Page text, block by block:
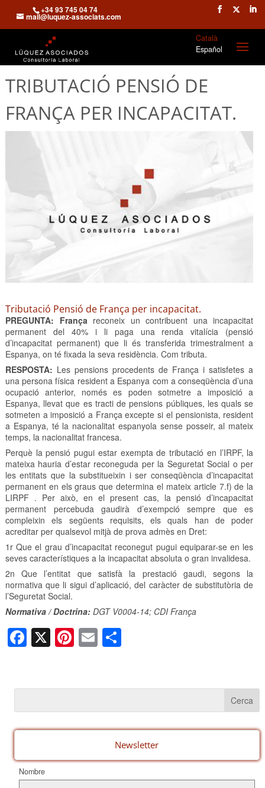
+34 93 745 04 74
mail@luquez-associats.com
Català
Español
TRIBUTACIÓ PENSIÓ DE
FRANÇA PER INCAPACITAT.
Tributació Pensió de França per incapacitat.
PREGUNTA: Françareconeix un contribuent una incapacitat
permanent del 40% i li paga una renda vitalícia (pensió
d’incapacitat permanent) que li és transferida trimestralment a
Espanya, on té fixada la seva residència. Com tributa.
RESPOSTA: Les pensions procedents de França i satisfetes a
una persona física resident a Espanya com a conseqüència d’una
ocupació anterior, només es poden sotmetre a imposició a
Espanya, llevat que es tracti de pensions públiques, les quals se
sotmeten a imposició a França excepte si el pensionista, resident
a Espanya, té la nacionalitat espanyola sense posseir, al mateix
temps, la nacionalitat francesa.
Perquè la pensió pugui estar exempta de tributació en l’IRPF, la
mateixa hauria d’estar reconeguda per la Seguretat Social o per
les entitats que la substitueixin i ser conseqüència d’incapacitat
permanent en els graus que determina el mateix article 7.f) de la
LIRPF . Per això, en el present cas, la pensió d’incapacitat
permanent percebuda gaudirà d’exempció sempre que es
compleixin els següents requisits, els quals han de poder
acreditar per qualsevol mitjà de prova admès en Dret:
1r Que el grau d’incapacitat reconegut pugui equiparar-se en les
seves característiques a la incapacitat absoluta o gran invalidesa.
2n Que l’entitat que satisfà la prestació gaudi, segons la
normativa que li sigui d’aplicació, del caràcter de substitutòria de
l’Seguretat Social.
Normativa / Doctrina:DGT V0004-14; CDI França
F
a
e
b
o
k
X Pi
nt
e
st
E
m
C
p
ar
te
ix
Newsletter
Nombre